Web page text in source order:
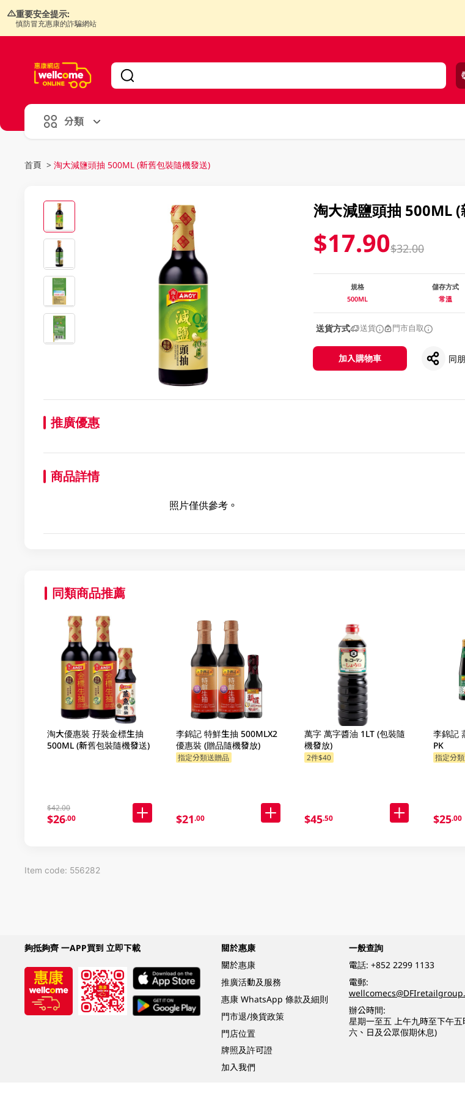
重要安全提示:
慎防冒充惠康的詐騙網站
分類
首頁 > 淘大減鹽頭抽 500ML (新舊包裝隨機發送)
淘大減鹽頭抽 500ML
$17.90$32.00
規格
500ML
儲存方式
常溫
送貨方式 送貨 門市自取
加入購物車 同
推廣優惠
商品詳情
照片僅供參考。
同類商品推薦
淘大優惠裝 孖裝金標生抽
500ML (新舊包裝隨機發送)
$42.00
$26.00
李錦記 特鮮生抽 500MLX2
優惠裝 (贈品隨機發放)
指定分類送贈品
$21.00
萬字 萬字醬油 1LT (包裝隨
機發放)
2件$40
$45.50
李錦記
PK
指定分
$25.00
Item code: 556282
夠抵夠齊 一APP買到 立即下載
關於惠康
關於惠康
推廣活動及服務
惠康 WhatsApp 條款及細則
門市退/換貨政策
門店位置
牌照及許可證
加入我們
一般查詢
電話: +852 2299 1133
電郵:
辦公時間:
星期一至五 上午九時至下午五
六、日及公眾假期休息)